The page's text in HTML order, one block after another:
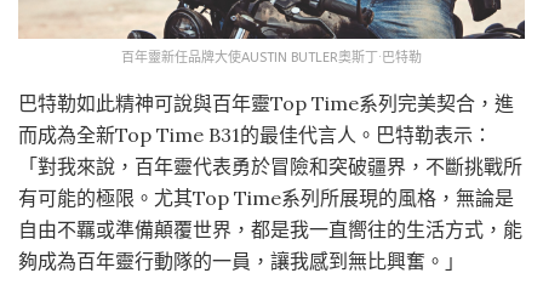
百年靈新任品牌大使AUSTIN BUTLER奧斯丁·巴特勒
巴特勒如此精神可說與百年靈Top Time系列完美契合，進
而成為全新Top Time B31的最佳代言人。巴特勒表示：
「對我來說，百年靈代表勇於冒險和突破疆界，不斷挑戰所
有可能的極限。尤其Top Time系列所展現的風格，無論是
自由不羈或準備顛覆世界，都是我一直嚮往的生活方式，能
夠成為百年靈行動隊的一員，讓我感到無比興奮。」